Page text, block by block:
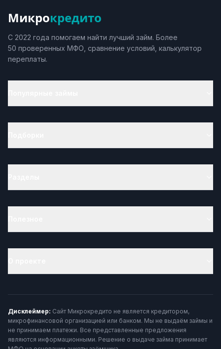
Микрокредито
С 2022 года помогаем найти лучший займ. Более
50 проверенных МФО, сравнение условий, калькулятор
переплаты.
Дисклеймер: Сайт Микрокредито не является кредитором,
микрофинансовой организацией или банком. Мы не выдаём займы и
не принимаем платежи. Все представленные предложения
являются информационными. Решение о выдаче займа принимает